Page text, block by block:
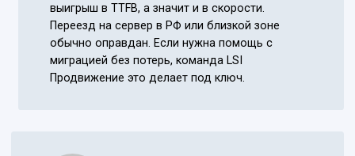
выигрыш в TTFB, а значит и в скорости.
Переезд на сервер в РФ или близкой зоне
обычно оправдан. Если нужна помощь с
миграцией без потерь, команда LSI
Продвижение это делает под ключ.